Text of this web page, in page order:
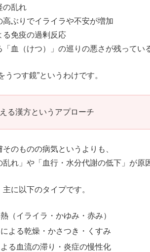
の乱れ
高ぶりでイライラや不安が増加
る免疫の過剰反応
「血（けつ）」の巡りの悪さが残ってい
うつす鏡”というわけです。
る漢方というアプローチ
のものの病気というよりも、
乱れ」や「血行・水分代謝の低下」が原
に以下のタイプです。
（イライラ・かゆみ・赤み）
よる乾燥・かさつき・くすみ
る血流の滞り・炎症の慢性化